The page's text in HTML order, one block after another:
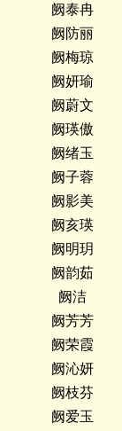
阙泰冉
阙防丽
阙梅琼
阙妍瑜
阙蔚文
阙瑛傲
阙绪玉
阙子蓉
阙影美
阙亥瑛
阙明玥
阙韵茹
阙洁
阙芳芳
阙荣霞
阙沁妍
阙枝芬
阙爱玉